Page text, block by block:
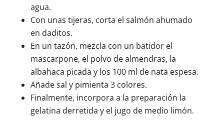
agua.
Con unas tijeras, corta el salmón ahumado
en daditos.
En un tazón, mezcla con un batidor el
mascarpone, el polvo de almendras, la
albahaca picada y los 100 ml de nata espesa.
Añade sal y pimienta 3 colores.
Finalmente, incorpora a la preparación la
gelatina derretida y el jugo de medio limón.